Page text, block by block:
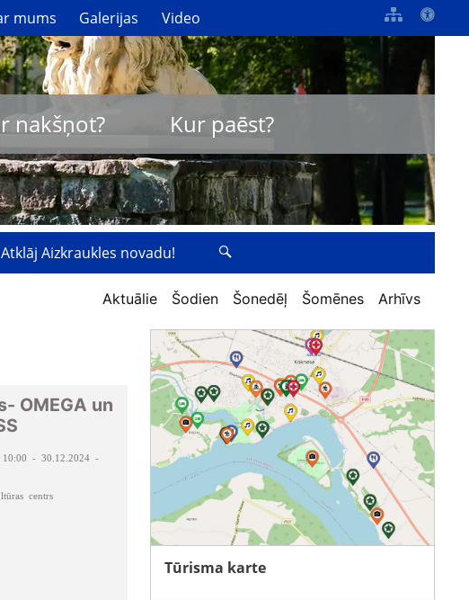
mums Galerijas Video
nakšņot? Kur paēst?
Atklāj Aizkraukles novadu!
Aktuālie Šodien Šonedēļ Šomēnes Arhīvs
OMEGA un
10:00 - 30.12.2024 -
centrs
Tūrisma karte